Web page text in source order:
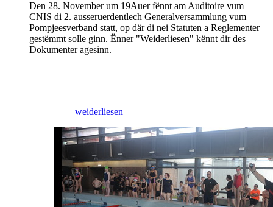
Den 28. November um 19Auer fënnt am Auditoire vum
CNIS di 2. ausseruerdentlech Generalversammlung vum
Pompjeesverband statt, op där di nei Statuten a Reglementer
gestëmmt solle ginn. Ënner "Weiderliesen" kënnt dir des
Dokumenter agesinn.
weiderliesen